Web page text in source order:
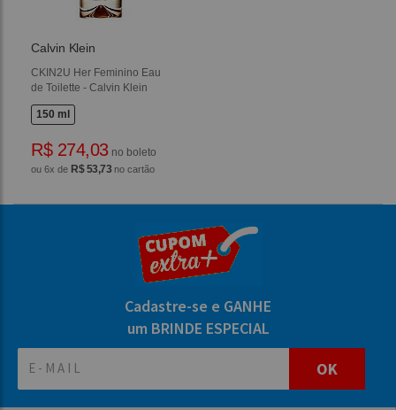
Calvin Klein
CKIN2U Her Feminino Eau
de Toilette - Calvin Klein
150 ml
R$ 274,03no boleto
ou 6x de R$ 53,73 no cartão
Cadastre-se e GANHE
um BRINDE ESPECIAL
OK